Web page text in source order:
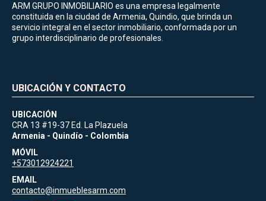
ARM GRUPO INMOBILIARIO es una empresa legalmente
constituida en la ciudad de Armenia, Quindio, que brinda un
servicio integral en el sector inmobiliario, conformada por un
grupo interdisciplinario de profesionales.
UBICACIÓN Y CONTACTO
UBICACIÓN
CRA 13 #19-37 Ed. La Plazuela
Armenia - Quindío - Colombia
MÓVIL
+573012924221
EMAIL
contacto@inmueblesarm.com